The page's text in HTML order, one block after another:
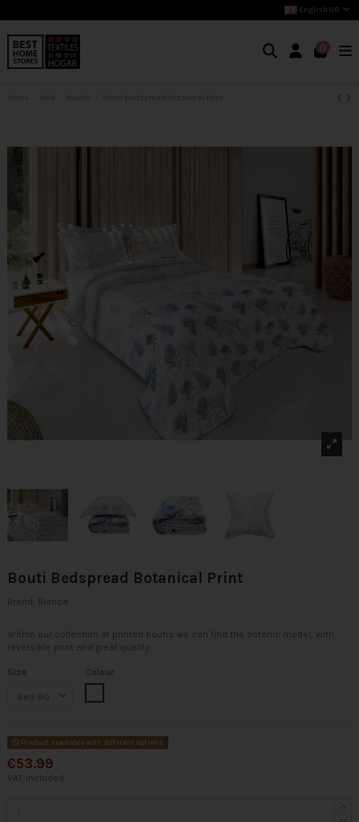
English GB
0
Bouti Bedspread Botanical Print
Brand: Bianca
Within our collection of printed boutis we can find the botanic model, with
reversible print and great quality.
Size
Colour
Product available with different options
€53.99
VAT included